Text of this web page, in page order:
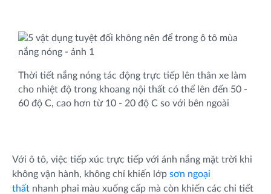
Thời tiết nắng nóng tác động trực tiếp lên thân xe làm
cho nhiệt độ trong khoang nội thất có thể lên đến 50 -
60 độ C, cao hơn từ 10 - 20 độ C so với bên ngoài
Với ô tô, việc tiếp xúc trực tiếp với ánh nắng mặt trời khi
không vận hành, không chỉ khiến lớp sơn ngoại
thất nhanh phai màu xuống cấp mà còn khiến các chi tiết